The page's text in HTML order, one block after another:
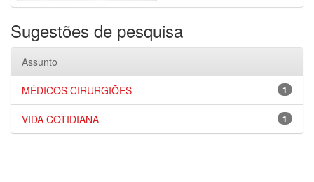
Sugestões de pesquisa
Assunto
1
MÉDICOS CIRURGIÕES
1
VIDA COTIDIANA